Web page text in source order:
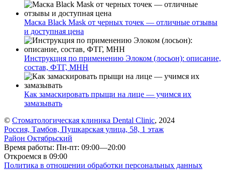
Маска Black Mask от черных точек — отличные отзывы
и доступная цена
Инструкция по применению Элоком (лосьон): описание,
состав, ФТГ, МНН
Как замаскировать прыщи на лице — учимся их
замазывать
© Стоматологическая клиника Dental Clinic, 2024
Россия, Тамбов, Пушкарская улица, 58, 1 этаж
Район Октябрьский
Время работы: Пн-пт: 09:00—20:00
Откроемся в 09:00
Политика в отношении обработки персональных данных